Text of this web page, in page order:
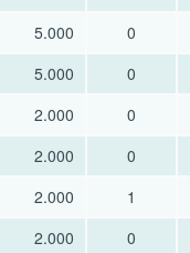
5.000 0
5.000 0
2.000 0
2.000 0
2.000 1
2.000 0